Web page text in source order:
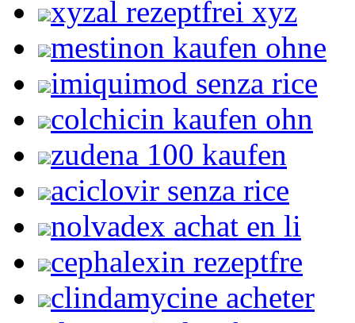
xyzal rezeptfrei xyz
mestinon kaufen ohne
imiquimod senza rice
colchicin kaufen ohn
zudena 100 kaufen
aciclovir senza rice
nolvadex achat en li
cephalexin rezeptfre
clindamycine acheter